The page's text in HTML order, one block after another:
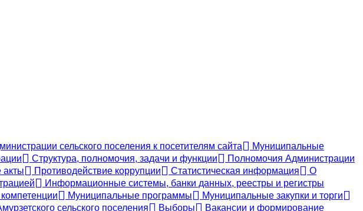
сельского поселения к посетителям сайта
Муниципальные
Структура, полномочия, задачи и функции
Полномочия Администрации
акты Противодействие коррупции Статистическая информация
О
Информационные системы, банки данных, реестры и регистры
Муниципальные программы
Муниципальные закупки и торги
сельского поселения Выборы
Вакансии и формирование